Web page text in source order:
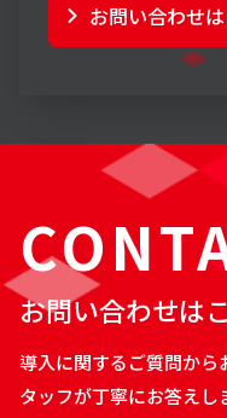
お問い合わせ
お問い合わせは
導入に関するご質問から
タッフが丁寧にお答えし